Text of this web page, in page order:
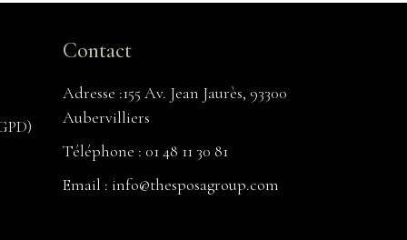
Contact
Adresse :155 Av. Jean Jaurès, 93300
Aubervilliers
Téléphone : 01 48 11 30 81
Email : info@thesposagroup.com